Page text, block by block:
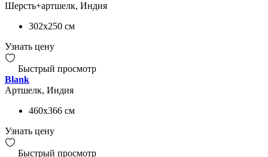
Шерсть+артшелк, Индия
302x250 см
Узнать цену
Быстрый просмотр
Blank
Артшелк, Индия
460x366 см
Узнать цену
Быстрый просмотр